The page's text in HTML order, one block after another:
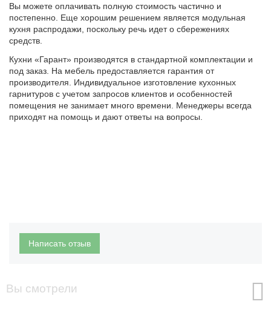
Вы можете оплачивать полную стоимость частично и
постепенно. Еще хорошим решением является модульная
кухня распродажи, поскольку речь идет о сбережениях
средств.
Кухни «Гарант» производятся в стандартной комплектации и
под заказ. На мебель предоставляется гарантия от
производителя. Индивидуальное изготовление кухонных
гарнитуров с учетом запросов клиентов и особенностей
помещения не занимает много времени. Менеджеры всегда
приходят на помощь и дают ответы на вопросы.
Написать отзыв
Вы смотрели